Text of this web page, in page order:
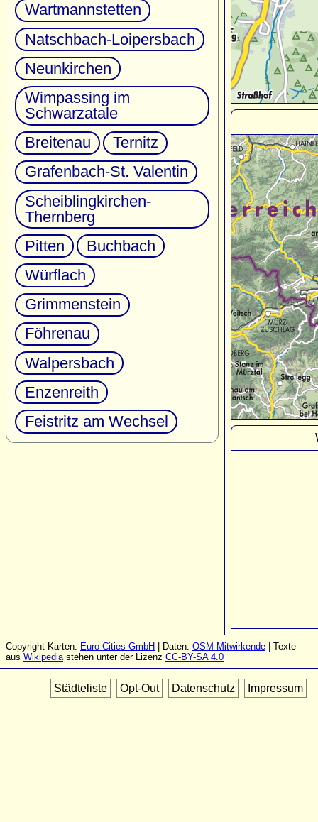
Wartmannstetten
Natschbach-Loipersbach
Neunkirchen
Wimpassing im
Schwarzatale
Breitenau
Ternitz
Grafenbach-St. Valentin
Scheiblingkirchen-
Thernberg
Pitten
Buchbach
Würflach
Grimmenstein
Föhrenau
Walpersbach
Enzenreith
Feistritz am Wechsel
Copyright Karten: Euro-Cities GmbH | Daten: OSM-Mitwirkende | Texte
aus Wikipediastehen unter der Lizenz CC-BY-SA 4.0
Städteliste Opt-Out Datenschutz Impressum